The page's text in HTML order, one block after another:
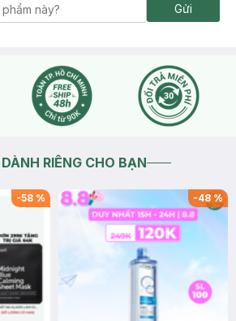
Gửi
RIÊNG CHO BẠN
-58 % -48%